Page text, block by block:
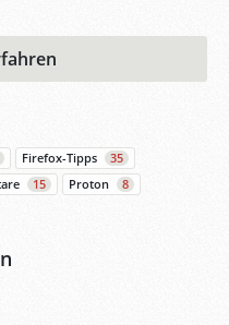
Firefox-Tipps
35
15 Proton
8